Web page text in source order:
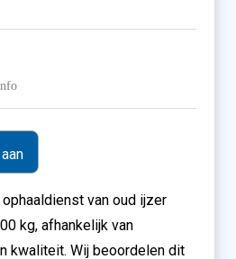
ophaaldienst van oud ijzer
kg, afhankelijk van
kwaliteit. Wij beoordelen dit